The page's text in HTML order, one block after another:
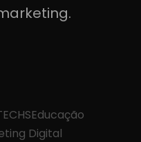
Educação
Digital